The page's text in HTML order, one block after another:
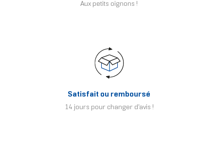
Aux petits oignons !
Satisfait ou remboursé
14 jours pour changer d'avis !